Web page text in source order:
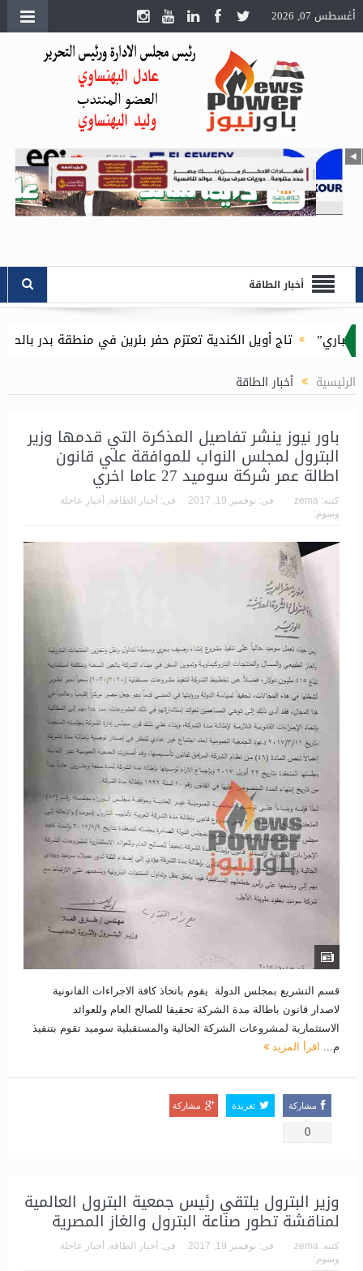
أغسطس 07, 2026
أخبار الطاقة
تاج أويل الكندية تعتزم حفر بئرين في منطقة بدر بالصحراء الغربية باستثمارات 16.1
الرئيسية أخبار الطاقة
باور نيوز ينشر تفاصيل المذكرة التي قدمها وزير
البترول لمجلس النواب للموافقة علي قانون
اطالة عمر شركة سوميد 27 عاما اخري
كتبه: zema فى: نوفمبر 19, 2017 فى: أخبار الطاقة
أخبار عاجلة
وسوم:
قسم التشريع بمجلس الدولة يقوم باتخاذ كافة الاجراءات القانونية
لاصدار قانون باطالة مدة الشركة تحقيقا للصالح العام وللعوائد
الاستثمارية لمشروعات الشركة الحالية والمستقبلية سوميد تقوم بتنفيذ
م... اقرأ المزيد
مشاركة
0
تغريدة مشاركة
وزير البترول يلتقي رئيس جمعية البترول العالمية
لمناقشة تطور صناعة البترول والغاز المصرية
كتبه: zema فى: نوفمبر 19, 2017 فى: أخبار الطاقة
أخبار عاجلة
وسوم: